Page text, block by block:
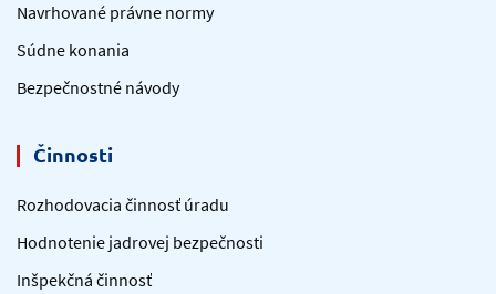
Navrhované právne normy
Súdne konania
Bezpečnostné návody
Činnosti
Rozhodovacia činnosť úradu
Hodnotenie jadrovej bezpečnosti
Inšpekčná činnosť